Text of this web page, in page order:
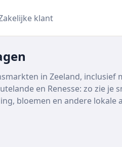
klant
in Zeeland,
en Renesse: zo zie je
bloemen en andere lokale